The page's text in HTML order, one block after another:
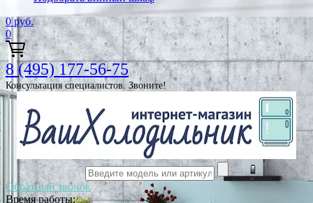
0 руб.
0
8 (495) 177-56-75
Консультация специалистов. Звоните!
Обратный звонок
Время работы: